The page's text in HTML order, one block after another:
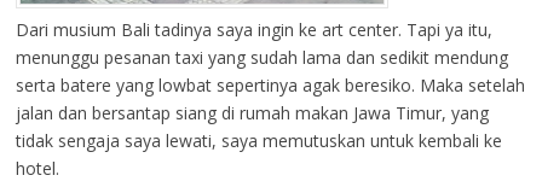
Dari musium Bali tadinya saya ingin ke art center. Tapi ya itu,
menunggu pesanan taxi yang sudah lama dan sedikit mendung
serta batere yang lowbat sepertinya agak beresiko. Maka setelah
jalan dan bersantap siang di rumah makan Jawa Timur, yang
tidak sengaja saya lewati, saya memutuskan untuk kembali ke
hotel.